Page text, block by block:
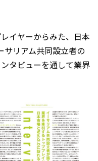
イヤーからみた、日本
サリアム共同設立者の
タビューを通して業界